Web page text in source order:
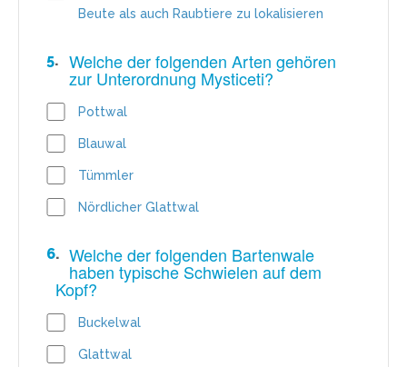
Beute als auch Raubtiere zu lokalisieren
5. Welche der folgenden Arten gehören
zur Unterordnung Mysticeti?
Pottwal
Blauwal
Tümmler
Nördlicher Glattwal
6. Welche der folgenden Bartenwale
haben typische Schwielen auf dem
Kopf?
Buckelwal
Glattwal